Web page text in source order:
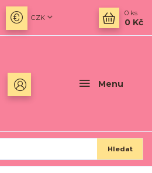
Menu
CZK
Hledat
0 ks
0 Kč